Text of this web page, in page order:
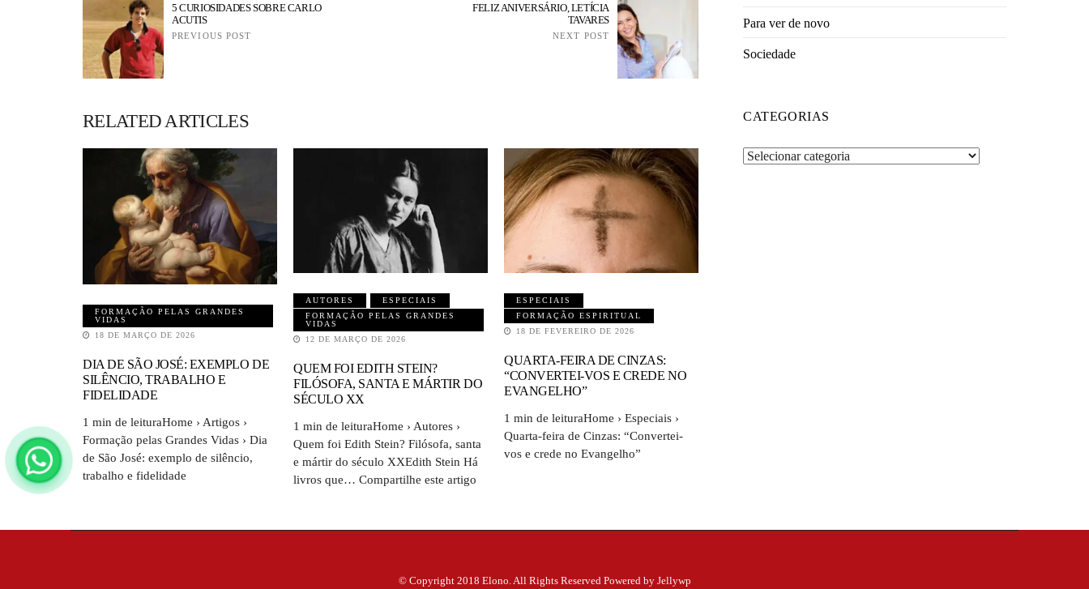
5 CURIOSIDADES SOBRE CARLO
ACUTIS
PREVIOUS POST
FELIZ ANIVERSÁRIO, LETÍCIA
TAVARES
NEXT POST
RELATED ARTICLES
FORMAÇÃO PELAS GRANDES
VIDAS
18 DE MARÇO DE 2026
DIA DE SÃO JOSÉ: EXEMPLO DE
SILÊNCIO, TRABALHO E
FIDELIDADE
1 min de leituraHome › Artigos ›
Formação pelas Grandes Vidas › Dia
de São José: exemplo de silêncio,
trabalho e fidelidade
AUTORES
ESPECIAIS
FORMAÇÃO PELAS GRANDES
VIDAS
12 DE MARÇO DE 2026
QUEM FOI EDITH STEIN?
FILÓSOFA, SANTA E MÁRTIR DO
SÉCULO XX
1 min de leituraHome › Autores ›
Quem foi Edith Stein? Filósofa, santa
e mártir do século XXEdith Stein Há
livros que… Compartilhe este artigo
ESPECIAIS
FORMAÇÃO ESPIRITUAL
18 DE FEVEREIRO DE 2026
QUARTA-FEIRA DE CINZAS:
“CONVERTEI-VOS E CREDE NO
EVANGELHO”
1 min de leituraHome › Especiais ›
Quarta-feira de Cinzas: “Convertei-
vos e crede no Evangelho”
Para ver de novo
Sociedade
CATEGORIAS
Categorias
© Copyright 2018 Elono. All Rights Reserved Powered by Jellywp